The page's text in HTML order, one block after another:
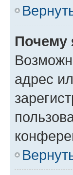
Почему
адрес